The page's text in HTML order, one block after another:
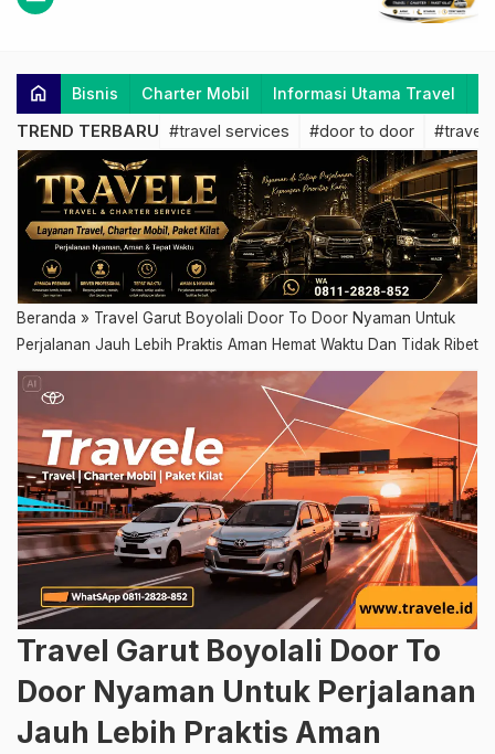
home Bisnis Charter Mobil Informasi Utama Travel
TREND TERBARU #travel services #door to door #travel
Beranda » Travel Garut Boyolali Door To Door Nyaman Untuk
Perjalanan Jauh Lebih Praktis Aman Hemat Waktu Dan Tidak Ribet
Travel Garut Boyolali Door To
Door Nyaman Untuk Perjalanan
Jauh Lebih Praktis Aman